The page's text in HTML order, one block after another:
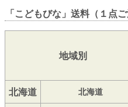
「こどもびな」送料（１点ご
地域別
北海道
北海道